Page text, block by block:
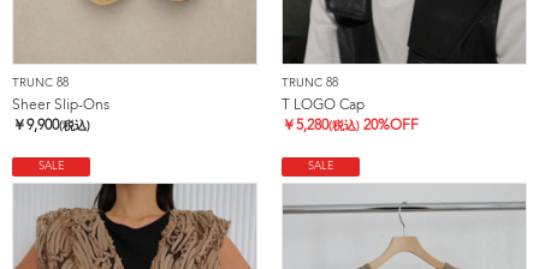
TRUNC 88
Sheer Slip-Ons
￥9,900(税込)
TRUNC 88
T LOGO Cap
￥5,280(税込) 20%OFF
SALE SALE